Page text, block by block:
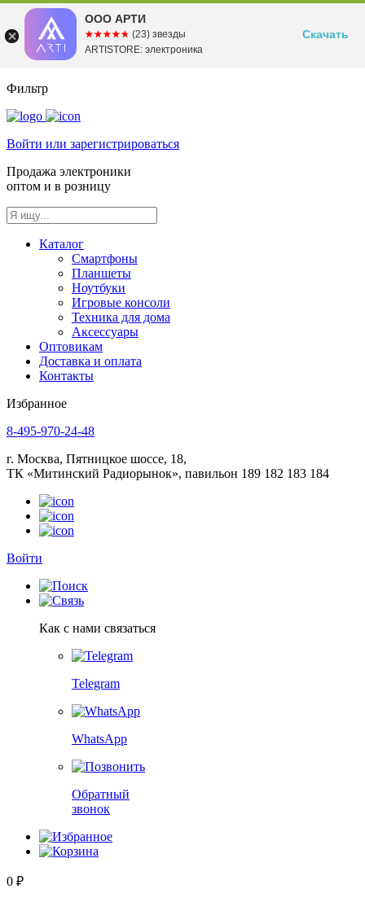
Фильтр
Войти или зарегистрироваться
Продажа электроники
оптом и в розницу
Каталог
Смартфоны
Планшеты
Ноутбуки
Игровые консоли
Техника для дома
Аксессуары
Оптовикам
Доставка и оплата
Контакты
Избранное
8-495-970-24-48
г. Москва, Пятницкое шоссе, 18,
ТК «Митинский Радиорынок», павильон 189 182 183 184
Войти
Как с нами связаться
Telegram
WhatsApp
Обратный
звонок
0 ₽
ООО АРТИ
☆☆☆☆☆
★★★★★ (23) звезды
ARTISTORE: электроника
Скачать